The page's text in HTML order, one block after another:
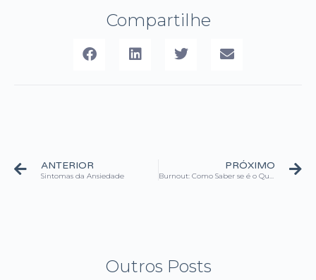
Compartilhe
ANTERIOR
Sintomas da Ansiedade
PRÓXIMO
Outros Posts